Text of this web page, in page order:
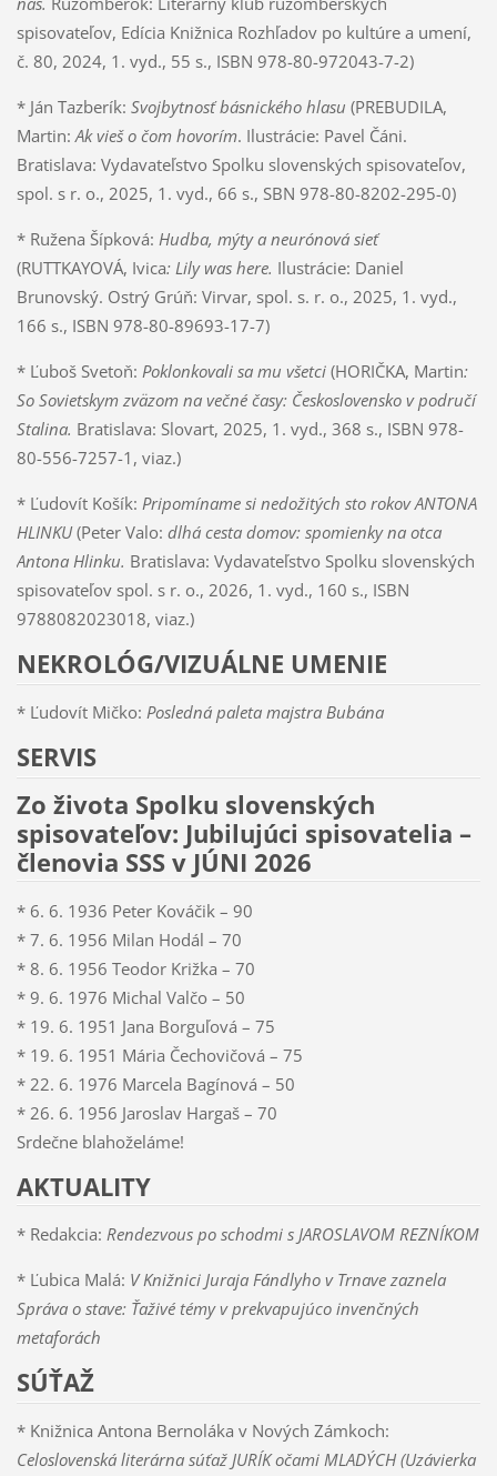
spisovateľov, Edícia Knižnica Rozhľadov po kultúre a umení,
č. 80, 2024, 1. vyd., 55 s., ISBN 978-80-972043-7-2)
* Ján Tazberík: Svojbytnosť básnického hlasu (PREBUDILA,
Martin:Ak vieš o čom hovorím. Ilustrácie: Pavel Čáni.
Bratislava: Vydavateľstvo Spolku slovenských spisovateľov,
spol. s r. o., 2025, 1. vyd., 66 s., SBN 978-80-8202-295-0)
* Ružena Šípková: Hudba, mýty a neurónová sieť
(RUTTKAYOVÁ, Ivica: Lily was here. Ilustrácie: Daniel
Brunovský. Ostrý Grúň: Virvar, spol. s. r. o., 2025, 1. vyd.,
166 s., ISBN 978-80-89693-17-7)
* Ľuboš Svetoň: Poklonkovali sa mu všetci (HORIČKA, Martin:
So Sovietskym zväzom na večné časy: Československo v područí
Stalina. Bratislava: Slovart, 2025, 1. vyd., 368 s., ISBN 978-
80-556-7257-1, viaz.)
* Ľudovít Košík: Pripomíname si nedožitých sto rokov ANTONA
HLINKU(Peter Valo: dlhá cesta domov:spomienky na otca
Antona Hlinku. Bratislava: Vydavateľstvo Spolku slovenských
spisovateľov spol. s r. o., 2026, 1. vyd., 160 s., ISBN
9788082023018, viaz.)
NEKROLÓG/VIZUÁLNE UMENIE
* Ľudovít Mičko: Posledná paleta majstra Bubána
SERVIS
Zo života Spolku slovenských
spisovateľov: Jubilujúci spisovatelia –
členovia SSS v JÚNI 2026
* 6. 6. 1936 Peter Kováčik – 90
* 7. 6. 1956 Milan Hodál – 70
* 8. 6. 1956 Teodor Križka – 70
* 9. 6. 1976 Michal Valčo – 50
* 19. 6. 1951 Jana Borguľová – 75
* 19. 6. 1951 Mária Čechovičová – 75
* 22. 6. 1976 Marcela Bagínová – 50
* 26. 6. 1956 Jaroslav Hargaš – 70
Srdečne blahoželáme!
AKTUALITY
* Redakcia: Rendezvous po schodmi s JAROSLAVOM REZNÍKOM
* Ľubica Malá: V Knižnici Juraja Fándlyho v Trnave zaznela
Správa o stave: Ťaživé témy v prekvapujúco invenčných
metaforách
SÚŤAŽ
* Knižnica Antona Bernoláka v Nových Zámkoch:
Celoslovenská literárna súťaž JURÍK očami MLADÝCH (Uzávierka